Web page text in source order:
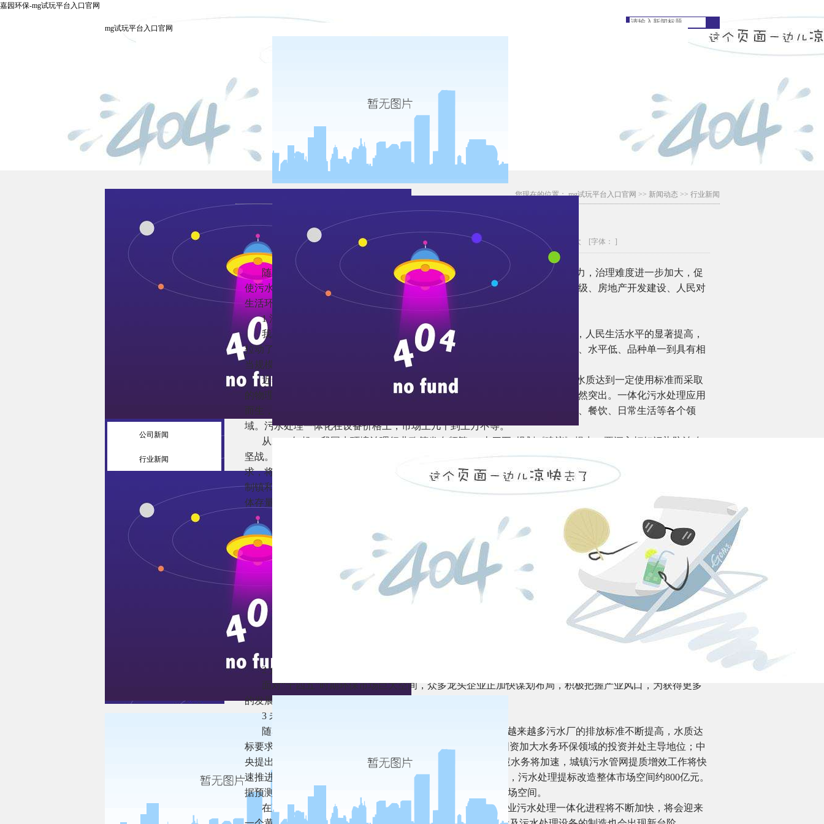
嘉园环保-mg试玩平台入口官网
mg试玩平台入口官网
公司新闻
行业新闻
您现在的位置：mg试玩平台入口官网 >> 新闻动态 >> 行业新闻
“十四五”污水处理一体化机会何在？
发布时间：2021-01-29 来源：新材料情报nmt 浏览：19次 [字体： ]
随着我国工业化进程以及城镇化速度的加快，为水环境治理带来了巨大压力，治理难度进一步加大，促
使污水处理行业成为新兴产业。在国家政策的鼓励和推动下，以及城市改造升级、房地产开发建设、人民对
生活环境的要求 下，同时“十四五”污水处理一体化迎来新发展机遇。
1 污水处理一体化行业 市场规模快速增长
我国污水处理产业发展进步较晚，改革开放后，随着国民经济的快速发展，人民生活水平的显著提高，
拉动了污水处理的需求。进入20世纪九十年代后，我国污水处理经历由规模小、水平低、品种单一到具有相
当规模、质量显著提高，初步满足国民经济发展要求。
近年来，污水处理一直是我国生态环境保护的重点领域。污水处理指为使水质达到一定使用标准而采取
的物理、化学措施。随着污水处理的发展，全国水质略有改善但水污染问题依然突出。一体化污水处理应用
而生，被广泛应用于建筑、农业、交通、能源、石化、环保、城市景观、医疗、餐饮、日常生活等各个领
域。污水处理一体化在设备价格上，市场上几千到上万不等。
从2015年起，我国水环境治理行业政策发布频繁。“十四五”规划《建议》提出，要深入打好污染防治攻
坚战。“十四五”规划编制工作推进会上，提出了“有河要有水，有水要有鱼，有鱼要有草，下河能游泳”的要
求，将在水环境质量改善的基础上更加注重水生态保护修复，但村镇污水为补短板重点方向，2018年全国建
制镇和乡村污水处理率分别仅53%和19%，距十三五目标相差甚远。随着政策红利的释放，当前城市黑臭水
体存量市场规模仍有300多亿元，全国治理市场空间仍是千亿级别。
2 众多龙头企业 不断加快行业布局
面对“十四五”时期环保市场巨大空间，众多龙头企业正加快谋划布局，积极把握产业风口，为获得更多
的发展机会。
3 未来污水处理行业 成为重要发展赛道
随着我国对环境保护要求的不断提高，供给侧监管趋严，越来越多污水厂的排放标准不断提高，水质达
标要求催生行业标准提升，在发展上呈现几大趋势：央企、国资加大水务环保领域的投资并处主导地位；中
央提出 “新基建”，将加大对数字经济和人工智能的投入，智慧水务将加速，城镇污水管网提质增效工作将快
速推进；水资源安全保护措施将全面升级。预估“十四五”时期，污水处理提标改造整体市场空间约800亿元。
据预测，2035年我国农村污水处理率将达70%，形成2000亿市场空间。
在政策面趋紧，环境治理体量巨大的情况下，污水处理行业污水处理一体化进程将不断加快，将会迎来